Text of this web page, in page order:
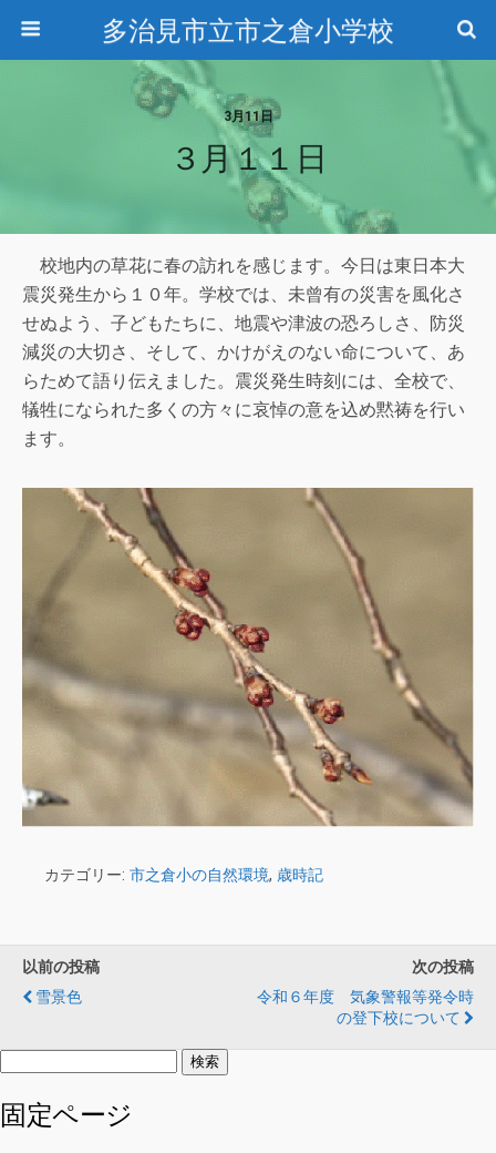
多治見市立市之倉小学校
3月11日
３月１１日
校地内の草花に春の訪れを感じます。今日は東日本大
震災発生から１０年。学校では、未曾有の災害を風化さ
せぬよう、子どもたちに、地震や津波の恐ろしさ、防災
減災の大切さ、そして、かけがえのない命について、あ
らためて語り伝えました。震災発生時刻には、全校で、
犠牲になられた多くの方々に哀悼の意を込め黙祷を行い
ます。
カテゴリー: 市之倉小の自然環境, 歳時記
以前の投稿
雪景色
次の投稿
令和６年度 気象警報等発令時
の登下校について
検
固定ページ